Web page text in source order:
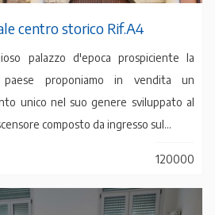
centro storico Rif.A4
palazzo d'epoca prospiciente la
proponiamo in vendita un
unico nel suo genere sviluppato al
composto da ingresso sul...
120000